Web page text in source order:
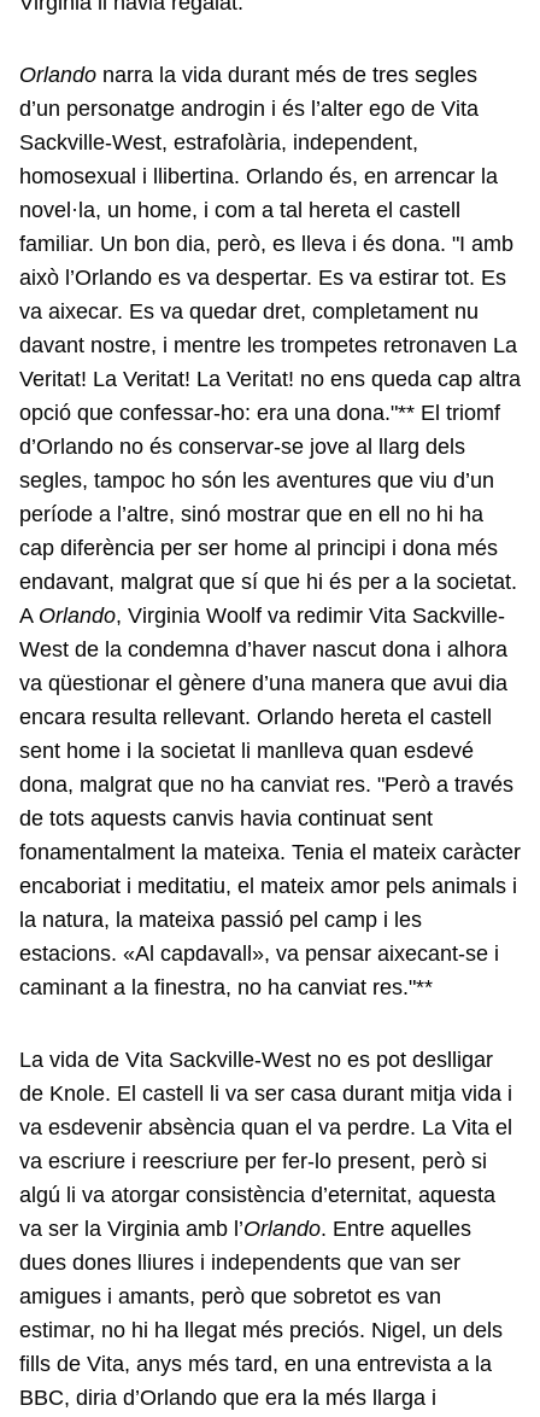
Orlando narra la vida durant més de tres segles
d’un personatge androgin i és l’alter ego de Vita
Sackville-West, estrafolària, independent,
homosexual i llibertina. Orlando és, en arrencar la
novel·la, un home, i com a tal hereta el castell
familiar. Un bon dia, però, es lleva i és dona. "I amb
això l’Orlando es va despertar. Es va estirar tot. Es
va aixecar. Es va quedar dret, completament nu
davant nostre, i mentre les trompetes retronaven La
Veritat! La Veritat! La Veritat! no ens queda cap altra
opció que confessar-ho: era una dona."** El triomf
d’Orlando no és conservar-se jove al llarg dels
segles, tampoc ho són les aventures que viu d’un
període a l’altre, sinó mostrar que en ell no hi ha
cap diferència per ser home al principi i dona més
endavant, malgrat que sí que hi és per a la societat.
A Orlando, Virginia Woolf va redimir Vita Sackville-
West de la condemna d’haver nascut dona i alhora
va qüestionar el gènere d’una manera que avui dia
encara resulta rellevant. Orlando hereta el castell
sent home i la societat li manlleva quan esdevé
dona, malgrat que no ha canviat res. "Però a través
de tots aquests canvis havia continuat sent
fonamentalment la mateixa. Tenia el mateix caràcter
encaboriat i meditatiu, el mateix amor pels animals i
la natura, la mateixa passió pel camp i les
estacions. «Al capdavall», va pensar aixecant-se i
caminant a la finestra, no ha canviat res."**
La vida de Vita Sackville-West no es pot deslligar
de Knole. El castell li va ser casa durant mitja vida i
va esdevenir absència quan el va perdre. La Vita el
va escriure i reescriure per fer-lo present, però si
algú li va atorgar consistència d’eternitat, aquesta
va ser la Virginia amb l’Orlando. Entre aquelles
dues dones lliures i independents que van ser
amigues i amants, però que sobretot es van
estimar, no hi ha llegat més preciós. Nigel, un dels
fills de Vita, anys més tard, en una entrevista a la
BBC, diria d’Orlando que era la més llarga i